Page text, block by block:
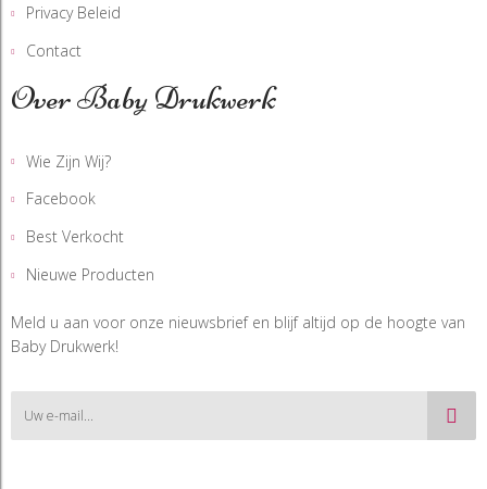
Privacy Beleid
Contact
Over Baby Drukwerk
Wie Zijn Wij?
Facebook
Best Verkocht
Nieuwe Producten
Meld u aan voor onze nieuwsbrief en blijf altijd op de hoogte van
Baby Drukwerk!